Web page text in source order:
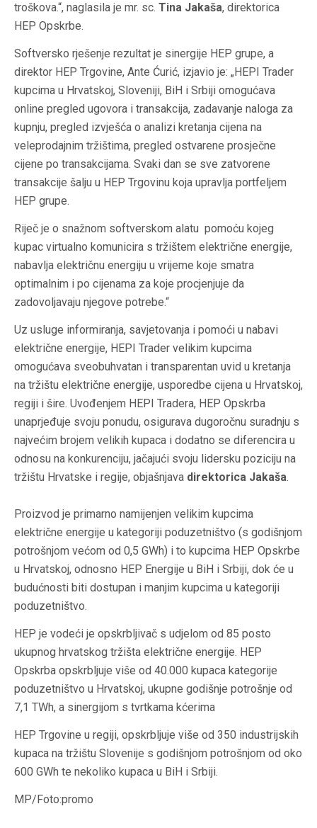
troškova.“, naglasila je mr. sc. Tina Jakaša, direktorica
HEP Opskrbe.
Softversko rješenje rezultat je sinergije HEP grupe, a
direktor HEP Trgovine, Ante Ćurić, izjavio je: „ HEPI Trader
kupcima u Hrvatskoj, Sloveniji, BiH i Srbiji omogućava
online pregled ugovora i transakcija, zadavanje naloga za
kupnju, pregled izvješća o analizi kretanja cijena na
veleprodajnim tržištima, pregled ostvarene prosječne
cijene po transakcijama. Svaki dan se sve zatvorene
transakcije šalju u HEP Trgovinu koja upravlja portfeljem
HEP grupe.
Riječ je o snažnom softverskom alatu pomoću kojeg
kupac virtualno komunicira s tržištem električne energije,
nabavlja električnu energiju u vrijeme koje smatra
optimalnim i po cijenama za koje procjenjuje da
zadovoljavaju njegove potrebe.“
Uz usluge informiranja, savjetovanja i pomoći u nabavi
električne energije, HEPI Trader velikim kupcima
omogućava sveobuhvatan i transparentan uvid u kretanja
na tržištu električne energije, usporedbe cijena u Hrvatskoj,
regiji i šire. Uvođenjem HEPI Tradera, HEP Opskrba
unaprjeđuje svoju ponudu, osigurava dugoročnu suradnju s
najvećim brojem velikih kupaca i dodatno se diferencira u
odnosu na konkurenciju, jačajući svoju lidersku poziciju na
tržištu Hrvatske i regije, objašnjava direktorica Jakaša.
Proizvod je primarno namijenjen velikim kupcima
električne energije u kategoriji poduzetništvo (s godišnjom
potrošnjom većom od 0,5 GWh) i to kupcima HEP Opskrbe
u Hrvatskoj, odnosno HEP Energije u BiH i Srbiji, dok će u
budućnosti biti dostupan i manjim kupcima u kategoriji
poduzetništvo.
HEP je vodeći je opskrbljivač s udjelom od 85 posto
ukupnog hrvatskog tržišta električne energije. HEP
Opskrba opskrbljuje više od 40.000 kupaca kategorije
poduzetništvo u Hrvatskoj, ukupne godišnje potrošnje od
7,1 TWh, a sinergijom s tvrtkama kćerima
HEP Trgovine u regiji, opskrbljuje više od 350 industrijskih
kupaca na tržištu Slovenije s godišnjom potrošnjom od oko
600 GWh te nekoliko kupaca u BiH i Srbiji.
MP/Foto:promo